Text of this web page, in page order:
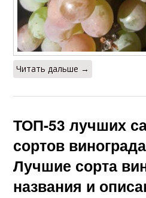
Читать дальше →
ТОП-53 лучших
сортов
Лучшие сорта
названия и